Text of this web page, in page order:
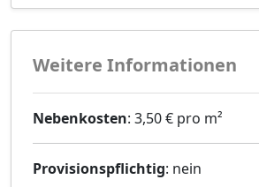
Weitere Informationen
Nebenkosten: 3,50 € pro m²
Provisionspflichtig: nein